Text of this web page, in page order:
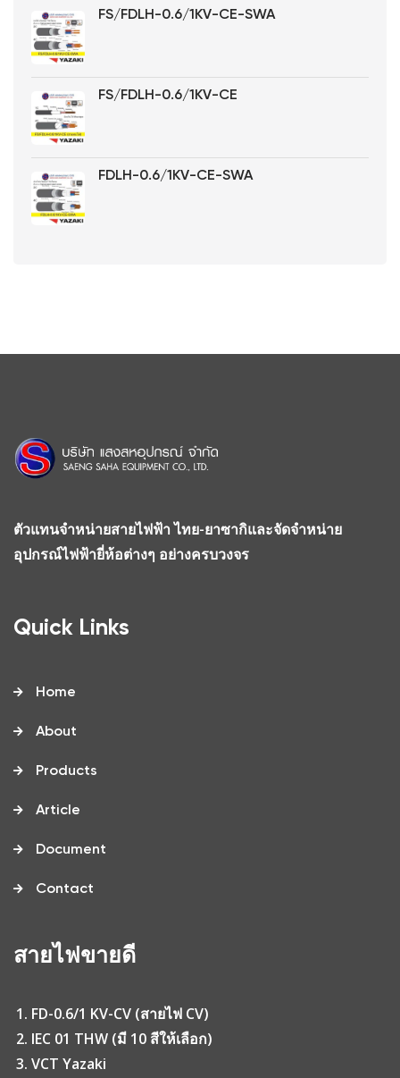
FS/FDLH-0.6/1KV-CE-SWA
FS/FDLH-0.6/1KV-CE
FDLH-0.6/1KV-CE-SWA
ตัวแทนจำหน่ายสายไฟฟ้า ไทย-ยาซากิและจัดจำหน่าย
อุปกรณ์ไฟฟ้ายี่ห้อต่างๆ อย่างครบวงจร
Quick Links
Home
About
Products
Article
Document
Contact
สายไฟขายดี
FD-0.6/1 KV-CV (สายไฟ CV)
IEC 01 THW (มี 10 สีให้เลือก)
VCT Yazaki